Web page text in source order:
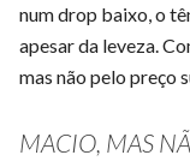
num drop baixo, o
apesar da leveza.
mas não pelo preço
MACIO, MAS